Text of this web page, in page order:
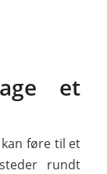
et
føre til et
rundt